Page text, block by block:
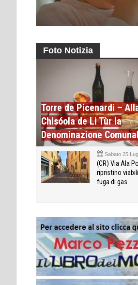
Foto Notizia
Torre de Picenardi –
Chisóola de Li Tùr la
Denominazione
Sabato 25
(CR) Via Ala
ripristino
fuga di gas